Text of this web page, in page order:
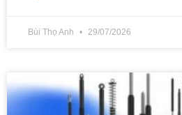
Bùi Thọ Anh 29/07/2026